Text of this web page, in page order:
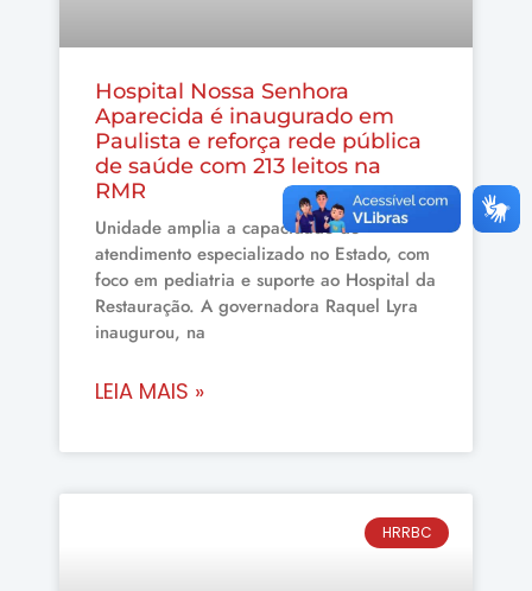
Hospital Nossa Senhora
Aparecida é inaugurado em
Paulista e reforça rede pública
de saúde com 213 leitos na
RMR
Unidade amplia a capacidade de
atendimento especializado no Estado, com
foco em pediatria e suporte ao Hospital da
Restauração. A governadora Raquel Lyra
inaugurou, na
LEIA MAIS »
HRRBC